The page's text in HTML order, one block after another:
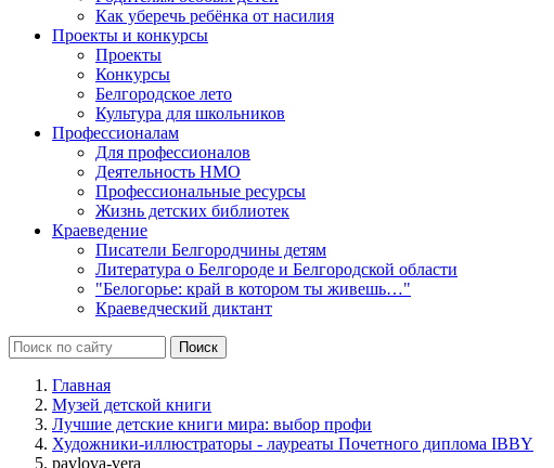
Как уберечь ребёнка от насилия
Проекты и конкурсы
Проекты
Конкурсы
Белгородское лето
Культура для школьников
Профессионалам
Для профессионалов
Деятельность НМО
Профессиональные ресурсы
Жизнь детских библиотек
Краеведение
Писатели Белгородчины детям
Литература о Белгороде и Белгородской области
"Белогорье: край в котором ты живешь…"
Краеведческий диктант
Главная
Музей детской книги
Лучшие детские книги мира: выбор профи
Художники-иллюстраторы - лауреаты Почетного диплома IBBY
pavlova-vera